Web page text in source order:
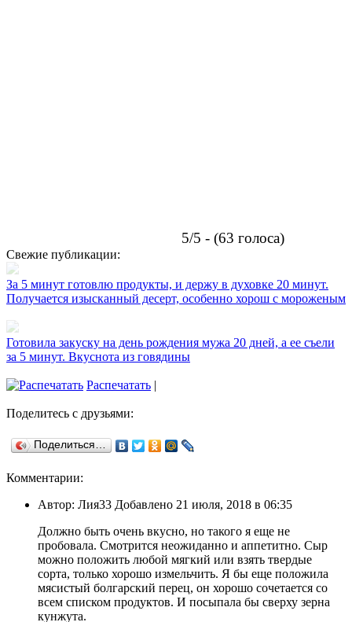
5/5 - (63 голоса)
Свежие публикации:
За 5 минут готовлю продукты, и держу в духовке 20 минут.
Получается изысканный десерт, особенно хорош с мороженым
Готовила закуску на день рождения мужа 20 дней, а ее съели
за 5 минут. Вкуснота из говядины
Распечатать |
Поделитесь с друзьями:
Поделиться…
Комментарии:
Автор: Лия33 Добавлено 21 июля, 2018 в 06:35
Должно быть очень вкусно, но такого я еще не
пробовала. Смотрится неожиданно и аппетитно. Сыр
можно положить любой мягкий или взять твердые
сорта, только хорошо измельчить. Я бы еще положила
мясистый болгарский перец, он хорошо сочетается со
всем списком продуктов. И посыпала бы сверху зерна
кунжута.